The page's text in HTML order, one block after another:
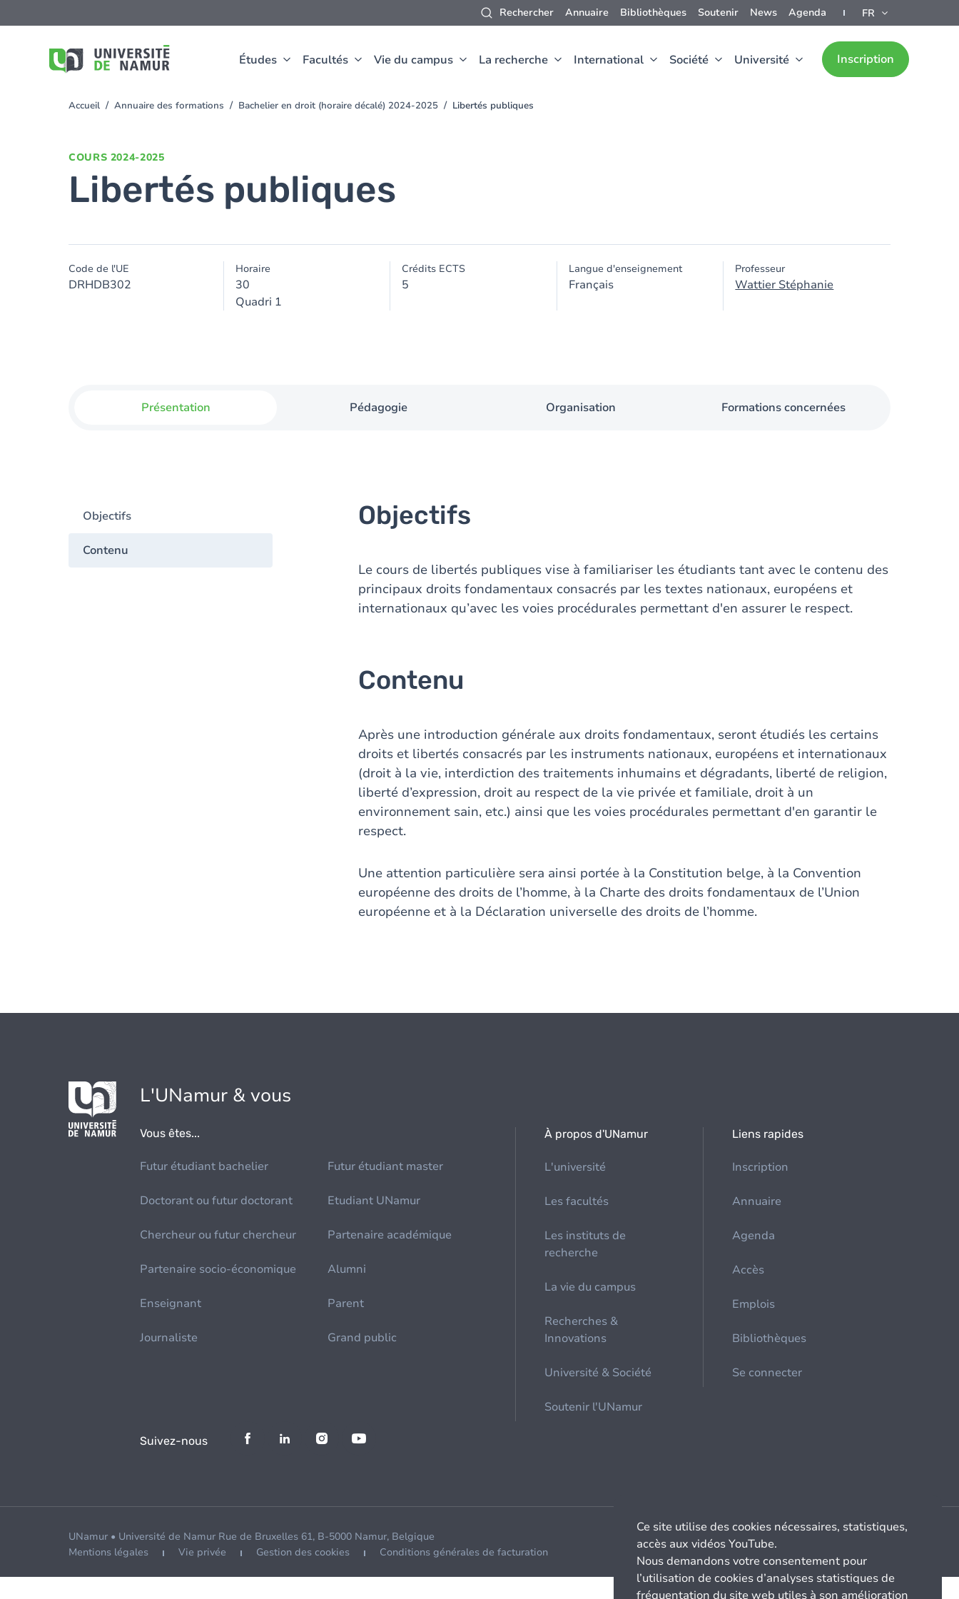
Rechercher Annuaire Bibliothèques Soutenir News Agenda FR
Études Facultés Vie du campus La recherche International Société Université Inscription
au
You
Accueil Annuaire des formations Bachelier en droit (horaire décalé) 2024-2025 Libertés publiques
COURS 2024-2025
Libertés publiques
Code de l'UE
DRHDB302
Horaire
30
Quadri 1
Crédits ECTS
5
Langue d'enseignement
Français
Professeur
Wattier Stéphanie
Présentation Pédagogie Organisation Formations concernées
Objectifs
Contenu
Objectifs
Le cours de libertés publiques vise à familiariser les étudiants tant avec le contenu des
principaux droits fondamentaux consacrés par les textes nationaux, européens et
internationaux qu’avec les voies procédurales permettant d'en assurer le respect.
Contenu
Après une introduction générale aux droits fondamentaux, seront étudiés les certains
droits et libertés consacrés par les instruments nationaux, européens et internationaux
(droit à la vie, interdiction des traitements inhumains et dégradants, liberté de religion,
liberté d’expression, droit au respect de la vie privée et familiale, droit à un
environnement sain, etc.) ainsi que les voies procédurales permettant d'en garantir le
respect.
Une attention particulière sera ainsi portée à la Constitution belge, à la Convention
européenne des droits de l’homme, à la Charte des droits fondamentaux de l’Union
européenne et à la Déclaration universelle des droits de l’homme.
L'UNamur & vous
Vous êtes...
Futur étudiant bachelier Futur étudiant master
Doctorant ou futur doctorant Etudiant UNamur
Chercheur ou futur chercheur Partenaire académique
Partenaire socio-économique Alumni
Enseignant Parent
Journaliste Grand public
À propos d'UNamur
L'université
Les facultés
Les instituts de
recherche
La vie du campus
Recherches &
Innovations
Université & Société
Soutenir l'UNamur
Liens rapides
Inscription
Annuaire
Agenda
Accès
Emplois
Bibliothèques
Se connecter
Suivez-nous
UNamur • Université de Namur Rue de Bruxelles 61, B-5000 Namur, Belgique
Mentions légales
Vie privée Gestion des cookies Conditions générales de facturation
Ce site utilise des cookies nécessaires, statistiques,
accès aux vidéos YouTube.
Nous demandons votre consentement pour
l’utilisation de cookies d’analyses statistiques de
fréquentation du site web utiles à son amélioration